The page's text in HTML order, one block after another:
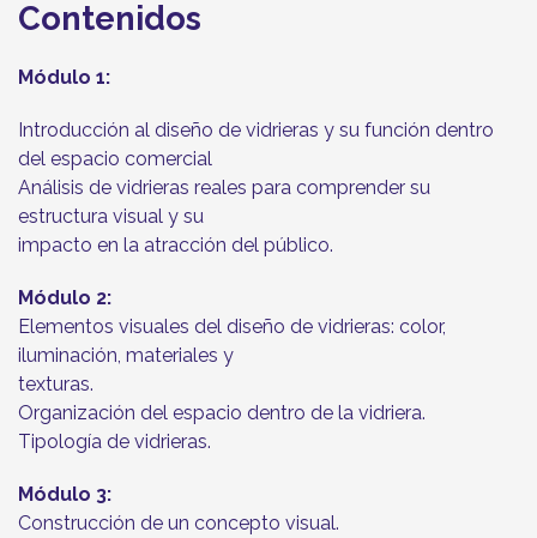
Contenidos
Módulo 1:
Introducción al diseño de vidrieras y su función dentro
del espacio comercial
Análisis de vidrieras reales para comprender su
estructura visual y su
impacto en la atracción del público.
Módulo 2:
Elementos visuales del diseño de vidrieras: color,
iluminación, materiales y
texturas.
Organización del espacio dentro de la vidriera.
Tipología de vidrieras.
Módulo 3:
Construcción de un concepto visual.